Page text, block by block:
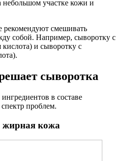
небольшом участке кожи и
рекомендуют смешивать
собой. Например, сыворотку с
и сыворотку с
сыворотка
в составе
проблем.
кожа